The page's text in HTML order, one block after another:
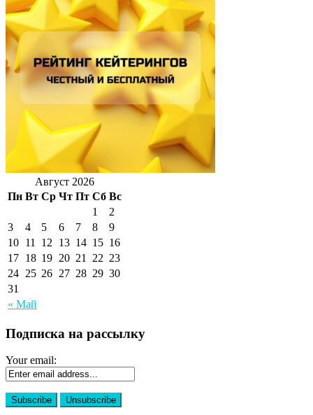
Август 2026
Пн Вт Ср Чт Пт Сб Вс
« Май
1
2
3
4 5 6 7 8
9
10 11 12 13 14 15 16
17 18 19 20 21 22 23
24 25 26 27 28 29 30
31
Подписка на рассылку
Your email: